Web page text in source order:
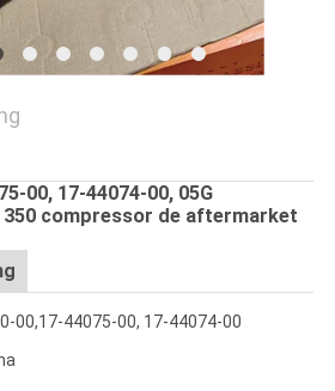
00, 17-44074-00, 05G
compressor de aftermarket
00,17-44075-00, 17-44074-00